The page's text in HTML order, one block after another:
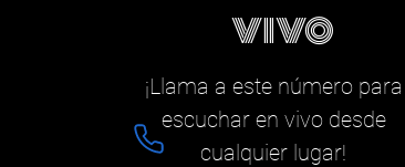
vivo
¡Llama a este número para
escuchar en vivo desde
cualquier lugar!